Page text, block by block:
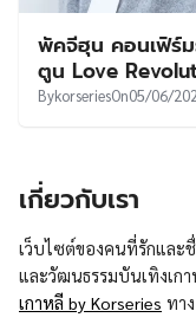
พัคจีฮุน คอนเฟิร์ม
ตูน Love
BykorseriesOn05/06/
เกี่ยวกับเรา
เว็บไซต์ของคนที่รักและ
และวัฒนธรรมบันเทิงเก
เกาหลี by Korseries ทาง